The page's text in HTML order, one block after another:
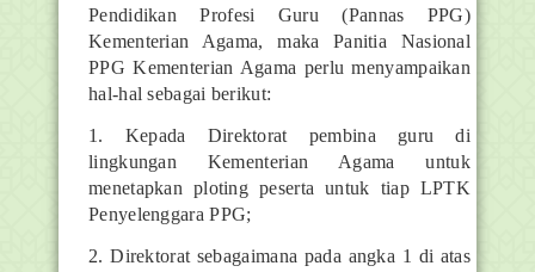
Pendidikan Profesi Guru (Pannas PPG)
Kementerian Agama, maka Panitia Nasional
PPG Kementerian Agama perlu menyampaikan
hal-hal sebagai berikut:
1. Kepada Direktorat pembina guru di
lingkungan Kementerian Agama untuk
menetapkan ploting peserta untuk tiap LPTK
Penyelenggara PPG;
2. Direktorat sebagaimana pada angka 1 di atas